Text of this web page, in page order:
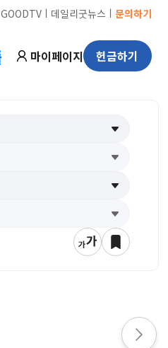
GOODTVㅣ 데일리굿뉴스 ㅣ 문의하기
마이페이지 헌금하기